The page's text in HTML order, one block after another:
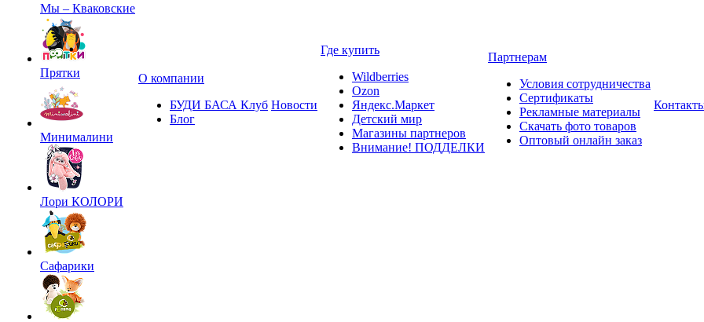
Мы – Кваковские
Прятки
Минималини
Лори КОЛОРИ
Сафарики
О компании
БУДИ БАСА Клуб
Блог
Новости
Где купить
Wildberries
Ozon
Яндекс.Маркет
Детский мир
Магазины партнеров
Внимание! ПОДДЕЛКИ
Партнерам
Условия сотрудничества
Сертификаты
Рекламные материалы
Скачать фото товаров
Оптовый онлайн заказ